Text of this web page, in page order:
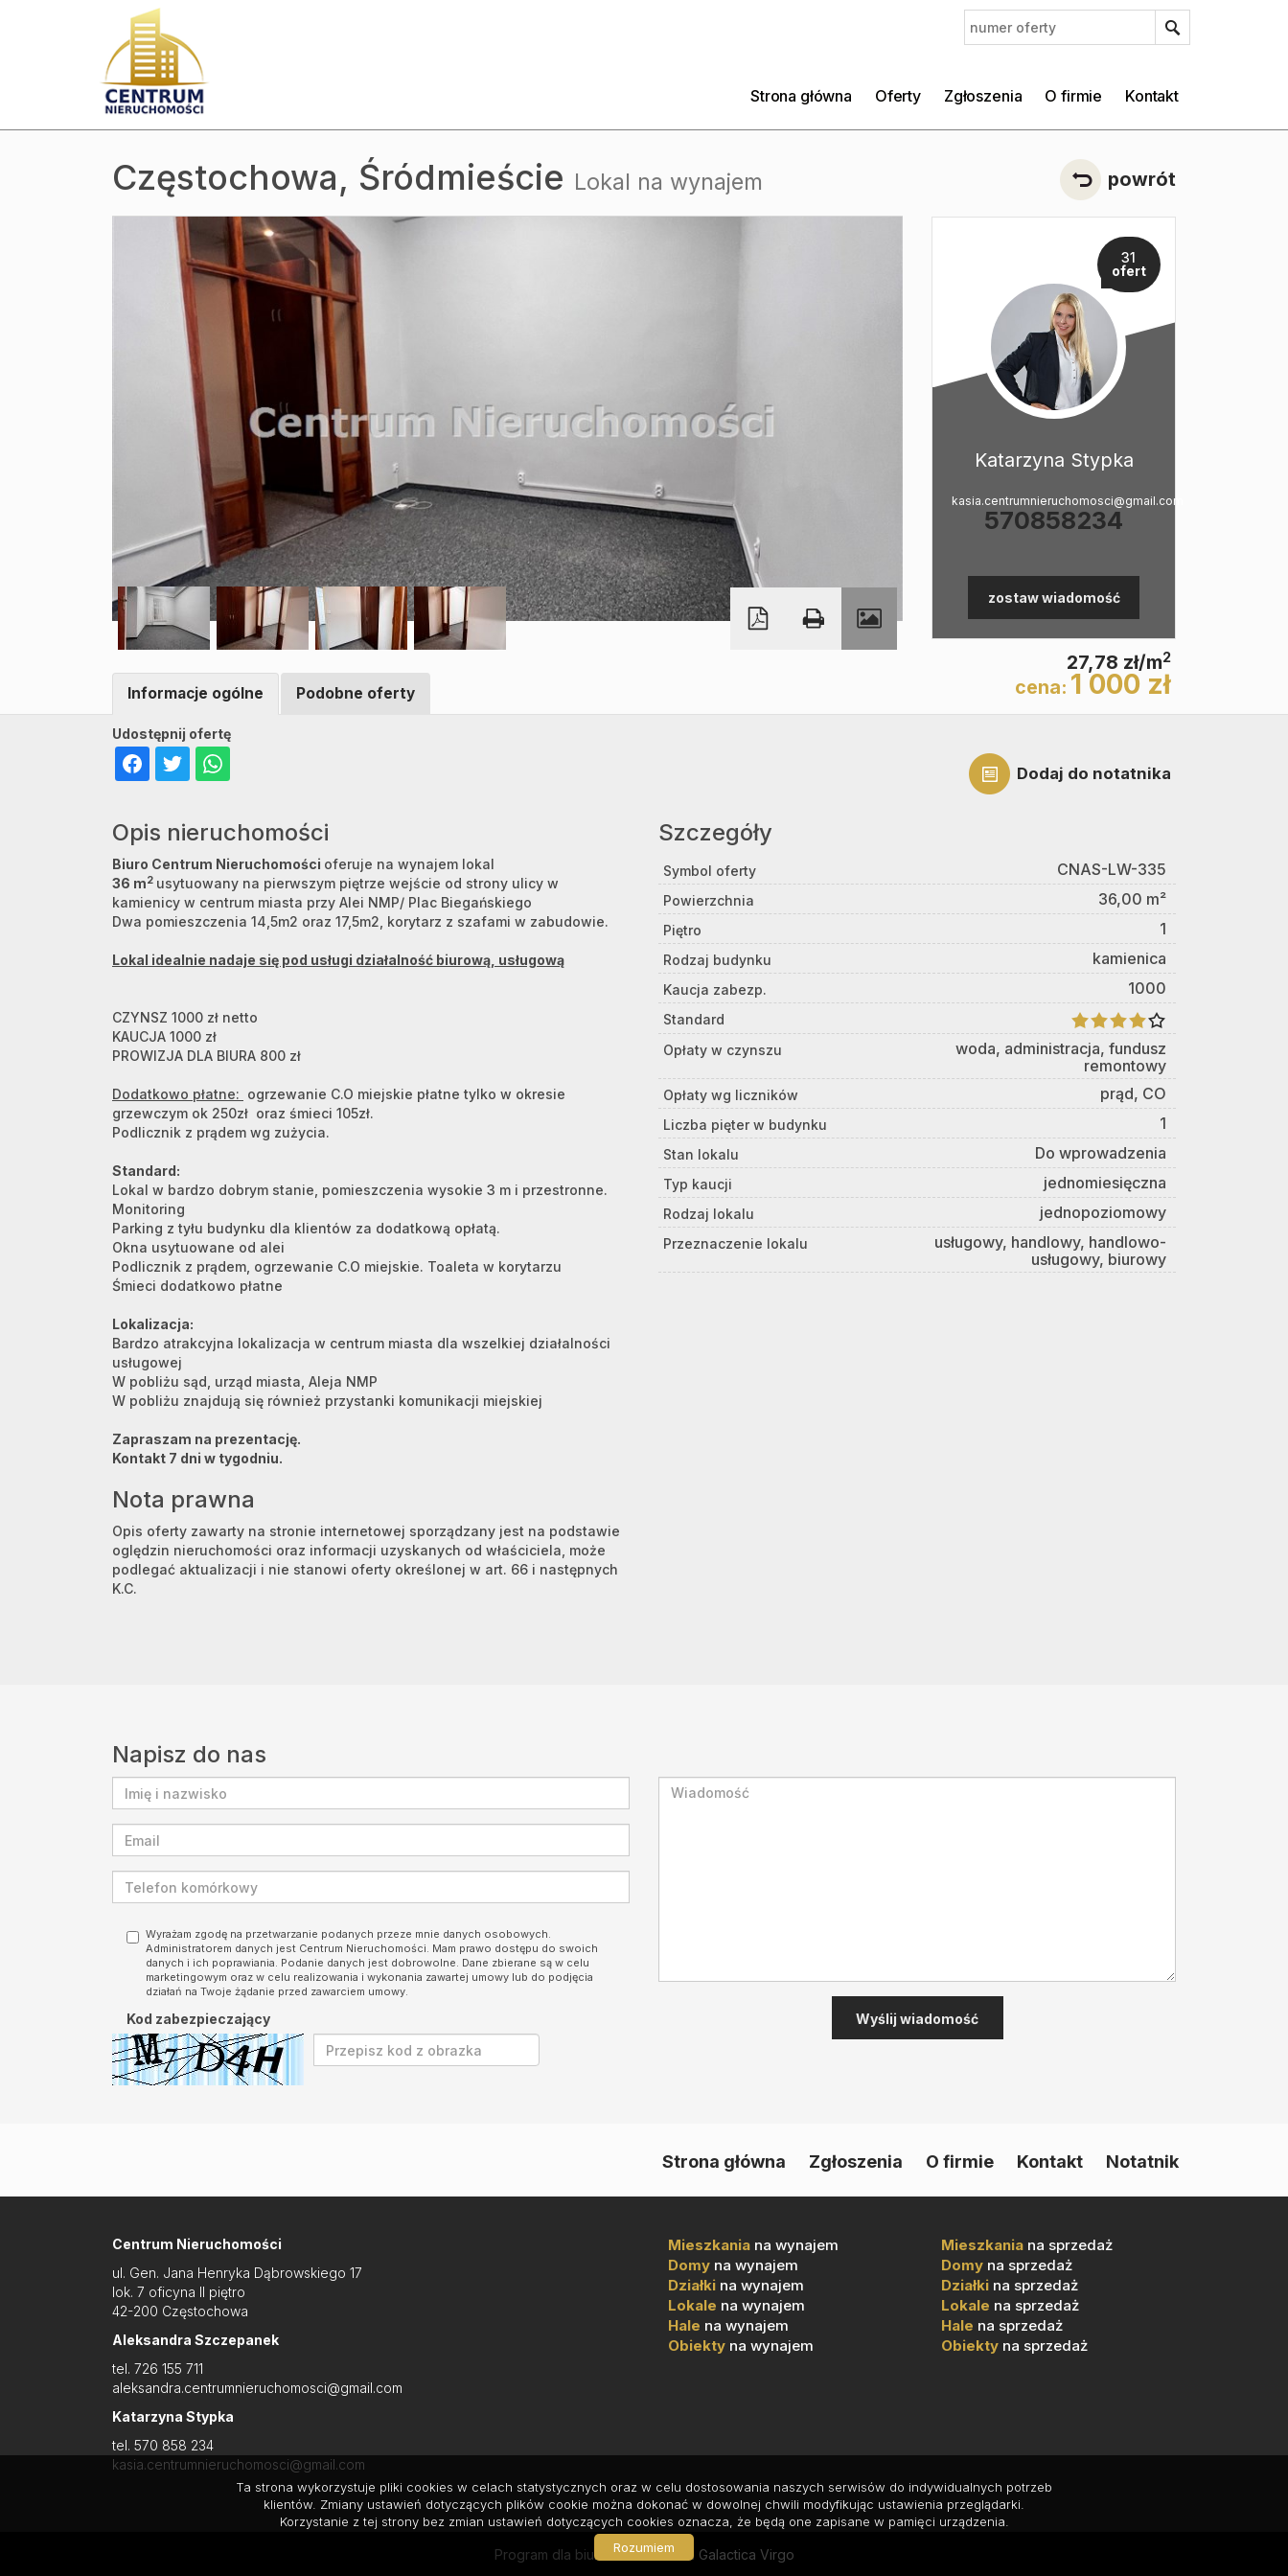
Strona główna Oferty Zgłoszenia O firmie Kontakt
Częstochowa, Śródmieście Lokal na wynajem powrót
31
ofert
Katarzyna Stypka
kasia.centrumnieruchomosci@gmail.com
570858234
zostaw wiadomość
27,78 zł/m2
cena: 1 000 zł
Dodaj do notatnika
Udostępnij ofertę
Informacje ogólne Podobne oferty
Opis nieruchomości
Biuro Centrum Nieruchomości oferuje na wynajem lokal
36 m2 usytuowany na pierwszym piętrze wejście od strony ulicy w
kamienicy w centrum miasta przy Alei NMP/ Plac Biegańskiego
Dwa pomieszczenia 14,5m2 oraz 17,5m2, korytarz z szafami w zabudowie.
Lokal idealnie nadaje się pod usługi działalność biurową, usługową
CZYNSZ 1000 zł netto
KAUCJA 1000 zł
PROWIZJA DLA BIURA 800 zł
Dodatkowo płatne: ogrzewanie C.O miejskie płatne tylko w okresie
grzewczym ok 250zł oraz śmieci 105zł.
Podlicznik z prądem wg zużycia.
Standard:
Lokal w bardzo dobrym stanie, pomieszczenia wysokie 3 m i przestronne.
Monitoring
Parking z tyłu budynku dla klientów za dodatkową opłatą.
Okna usytuowane od alei
Podlicznik z prądem, ogrzewanie C.O miejskie. Toaleta w korytarzu
Śmieci dodatkowo płatne
Lokalizacja:
Bardzo atrakcyjna lokalizacja w centrum miasta dla wszelkiej działalności
usługowej
W pobliżu sąd, urząd miasta, Aleja NMP
W pobliżu znajdują się również przystanki komunikacji miejskiej
Zapraszam na prezentację.
Kontakt 7 dni w tygodniu.
Nota prawna
Opis oferty zawarty na stronie internetowej sporządzany jest na podstawie
oględzin nieruchomości oraz informacji uzyskanych od właściciela, może
podlegać aktualizacji i nie stanowi oferty określonej w art. 66 i następnych
K.C.
Szczegóły
Symbol oferty CNAS-LW-335
Powierzchnia 36,00 m²
Piętro 1
Rodzaj budynku kamienica
Kaucja zabezp. 1000
Standard
Opłaty w czynszu
woda, administracja, fundusz
remontowy
Opłaty wg liczników prąd, CO
Liczba pięter w budynku 1
Stan lokalu Do wprowadzenia
Typ kaucji jednomiesięczna
Rodzaj lokalu jednopoziomowy
Przeznaczenie lokalu
usługowy, handlowy, handlowo-
usługowy, biurowy
Napisz do nas
Wyrażam zgodę na przetwarzanie podanych przeze mnie danych osobowych.
Administratorem danych jest Centrum Nieruchomości. Mam prawo dostępu do swoich
danych i ich poprawiania. Podanie danych jest dobrowolne. Dane zbierane są w celu
marketingowym oraz w celu realizowania i wykonania zawartej umowy lub do podjęcia
działań na Twoje żądanie przed zawarciem umowy.
Kod zabezpieczający
Strona główna Zgłoszenia O firmie Kontakt Notatnik
Centrum Nieruchomości
ul. Gen. Jana Henryka Dąbrowskiego 17
lok. 7 oficyna II piętro
42-200 Częstochowa
Aleksandra Szczepanek
tel. 726 155 711
aleksandra.centrumnieruchomosci@gmail.com
Katarzyna Stypka
tel. 570 858 234
kasia.centrumnieruchomosci@gmail.com
Mieszkania na wynajem
Domy na wynajem
Działki na wynajem
Lokale na wynajem
Hale na wynajem
Obiekty na wynajem
Mieszkania na sprzedaż
Domy na sprzedaż
Działki na sprzedaż
Lokale na sprzedaż
Hale na sprzedaż
Obiekty na sprzedaż
Program dla biur nieruchomości Galactica Virgo
Ta strona wykorzystuje pliki cookies w celach statystycznych oraz w celu dostosowania naszych serwisów do indywidualnych potrzeb
klientów. Zmiany ustawień dotyczących plików cookie można dokonać w dowolnej chwili modyfikując ustawienia przeglądarki.
Korzystanie z tej strony bez zmian ustawień dotyczących cookies oznacza, że będą one zapisane w pamięci urządzenia.
Rozumiem